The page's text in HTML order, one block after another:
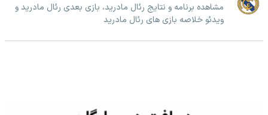
مشاهده برنامه و نتایج رئال مادرید، بازی بعدی رئال مادرید و
ویدئو خلاصه بازی های رئال مادرید